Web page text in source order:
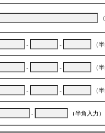
- - （
- - （
- - （
- （半角入力）